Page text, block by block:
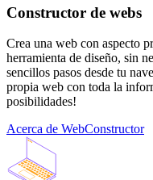
Constructor de webs
Crea una web con aspecto
herramienta de diseño, sin
sencillos pasos desde tu
propia web con toda la
posibilidades!
Acerca de WebConstructor